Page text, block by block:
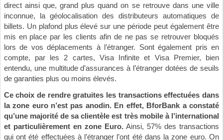
direct ainsi que, grand plus quand on se retrouve dans une ville
inconnue, la géolocalisation des distributeurs automatiques de
billets. Un plafond plus élevé sur une période peut également être
mis en place par les clients afin de ne pas se retrouver bloqués
lors de vos déplacements à l’étranger. Sont également pris en
compte, par les 2 cartes, Visa Infinite et Visa Premier, bien
entendu, une multitude d’assurances à l’étranger dotées de seuils
de garanties plus ou moins élevés.
Ce choix de rendre gratuites les transactions effectuées dans
la zone euro n’est pas anodin. En effet, BforBank a constaté
qu’une majorité de sa clientèle est très mobile à l’international
et particulièrement en zone Euro.Ainsi, 57% des transactions
qui ont été effectuées à l’étranger l’ont été dans la zone euro. On